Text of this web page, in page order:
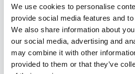
We use cookies to personalise
provide social media features and
We also share information about
our social media, advertising and
may combine it with other
provided to them or that they’ve
Download nu de brochure!
Inspiratie voor je rolluiken
Rolluiken kopen in Rotselaar, daar